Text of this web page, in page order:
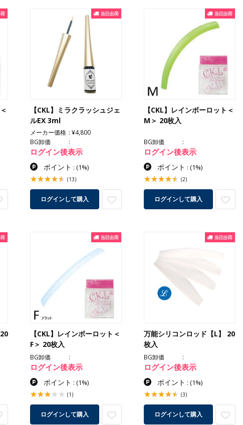
【CKL】ミラクラッシュジェ
ルEX 3ml
メーカー価格
¥4,800
BG卸価
ログイン後表示
ポイント :(1%)
(13)
ログインして購入
【CKL】レインボーロット＜
M＞ 20枚入
BG卸価
ログイン後表示
ポイント :(1%)
(2)
ログインして購入
【CKL】レインボーロット＜
F＞ 20枚入
BG卸価
ログイン後表示
ポイント :(1%)
(1)
ログインして購入
万能シリコンロッド【L】 20
枚入
BG卸価
ログイン後表示
ポイント :(1%)
(3)
ログインして購入